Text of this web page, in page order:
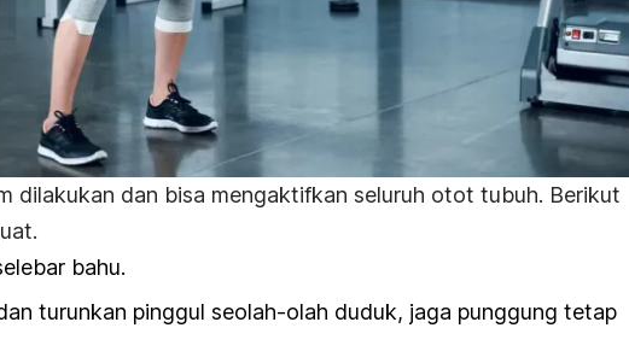
dilakukan dan bisa mengaktifkan seluruh otot tubuh. Berikut
.
bahu.
turunkan pinggul seolah-olah duduk, jaga punggung tetap